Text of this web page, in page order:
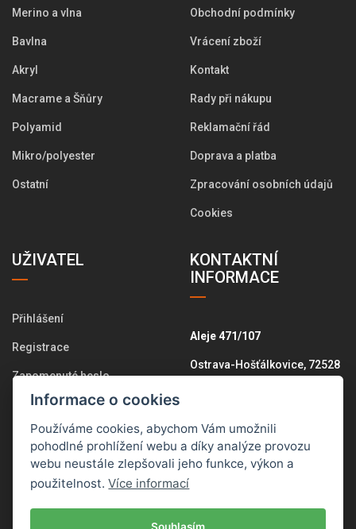
Merino a vlna
Bavlna
Akryl
Macrame a Šňůry
Polyamid
Mikro/polyester
Ostatní
Obchodní podmínky
Vrácení zboží
Kontakt
Rady při nákupu
Reklamační řád
Doprava a platba
Zpracování osobních údajů
Cookies
UŽIVATEL
Přihlášení
Registrace
Zapomenuté heslo
Změna osobních údajů
Historie objednávek
KONTAKTNÍ
INFORMACE
Aleje 471/107
Ostrava-Hošťálkovice, 72528
info@pletemesi.cz
Informace o cookies
Používáme cookies, abychom Vám umožnili
pohodlné prohlížení webu a díky analýze provozu
webu neustále zlepšovali jeho funkce, výkon a
použitelnost.Více informací